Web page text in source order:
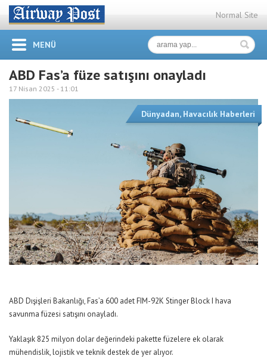
Normal Site
MENÜ
ABD Fas’a füze satışını onayladı
17 Nisan 2025 - 11:01
Dünyadan, Havacılık Haberleri
ABD Dışişleri Bakanlığı, Fas’a 600 adet FIM-92K Stinger Block I hava
savunma füzesi satışını onayladı.
Yaklaşık 825 milyon dolar değerindeki pakette füzelere ek olarak
mühendislik, lojistik ve teknik destek de yer alıyor.